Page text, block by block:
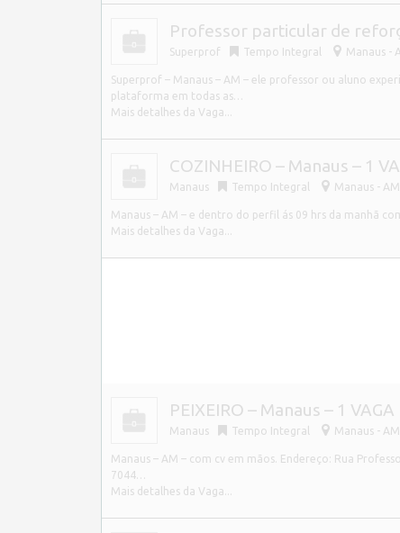
Professor particular de
Superprof Tempo Integral Manaus -
Superprof – Manaus – AM – ele professor ou aluno
plataforma em todas as…
Mais detalhes da Vaga...
COZINHEIRO – Manaus – 1
Manaus Tempo Integral Manaus -
Manaus – AM – e dentro do perfil ás 09 hrs da manhã
Mais detalhes da Vaga...
PEIXEIRO – Manaus – 1 VAGA
Manaus Tempo Integral Manaus -
Manaus – AM – com cv em mãos. Endereço: Rua
7044…
Mais detalhes da Vaga...